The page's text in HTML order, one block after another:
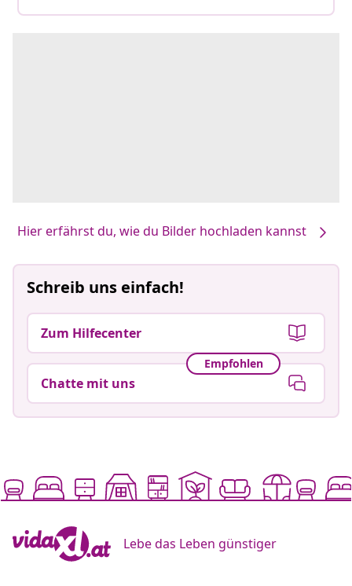
Hier erfährst du, wie du Bilder hochladen kannst
Schreib uns einfach!
Zum Hilfecenter
Empfohlen
Chatte mit uns
Lebe das Leben günstiger